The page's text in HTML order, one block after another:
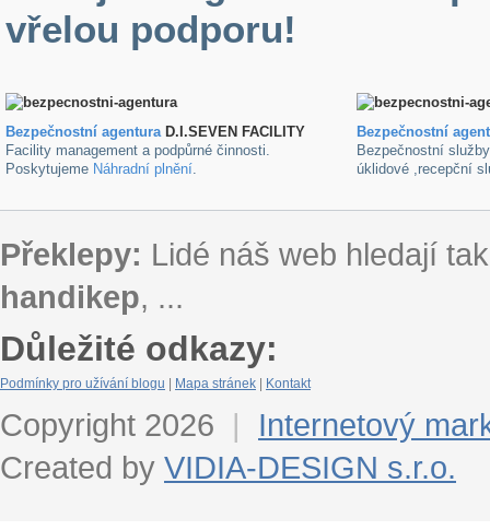
vřelou podporu!
Bezpečnostní agenturaD.I.SEVEN FACILITY
Facility management a podpůrné činnosti.
Poskytujeme Náhradní plnění.
Bezpečnostní
Bezpečnostní
úklidové ,recepční
Překlepy: Lidé náš web hledají
handikep, ...
Důležité odkazy:
Podmínky pro užívání blogu Mapa stránek Kontakt
Copyright 2026 |
Internetový
Created by VIDIA-DESIGN s.r.o.